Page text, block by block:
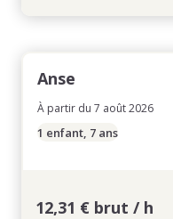
Anse
À partir du 7 août 2026
1 enfant, 7 ans
12,31 € brut / h